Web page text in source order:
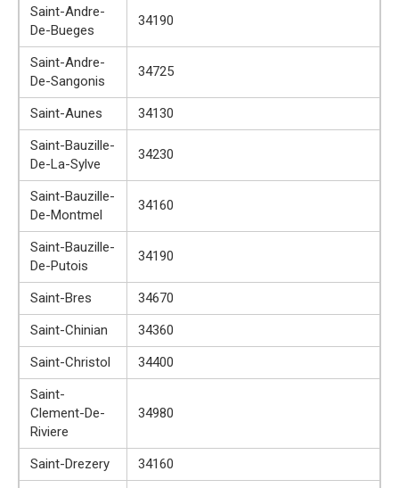
Saint-Andre-
De-Bueges
34190
Saint-Andre-
De-Sangonis
34725
Saint-Aunes
34130
Saint-Bauzille-
De-La-Sylve
34230
Saint-Bauzille-
De-Montmel
34160
Saint-Bauzille-
De-Putois
34190
Saint-Bres
34670
Saint-Chinian
34360
Saint-Christol
34400
Saint-
Clement-De-
Riviere
34980
Saint-Drezery
34160